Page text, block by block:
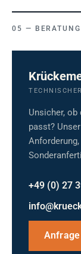
Unsicher,
passt?
+49 (0) 27